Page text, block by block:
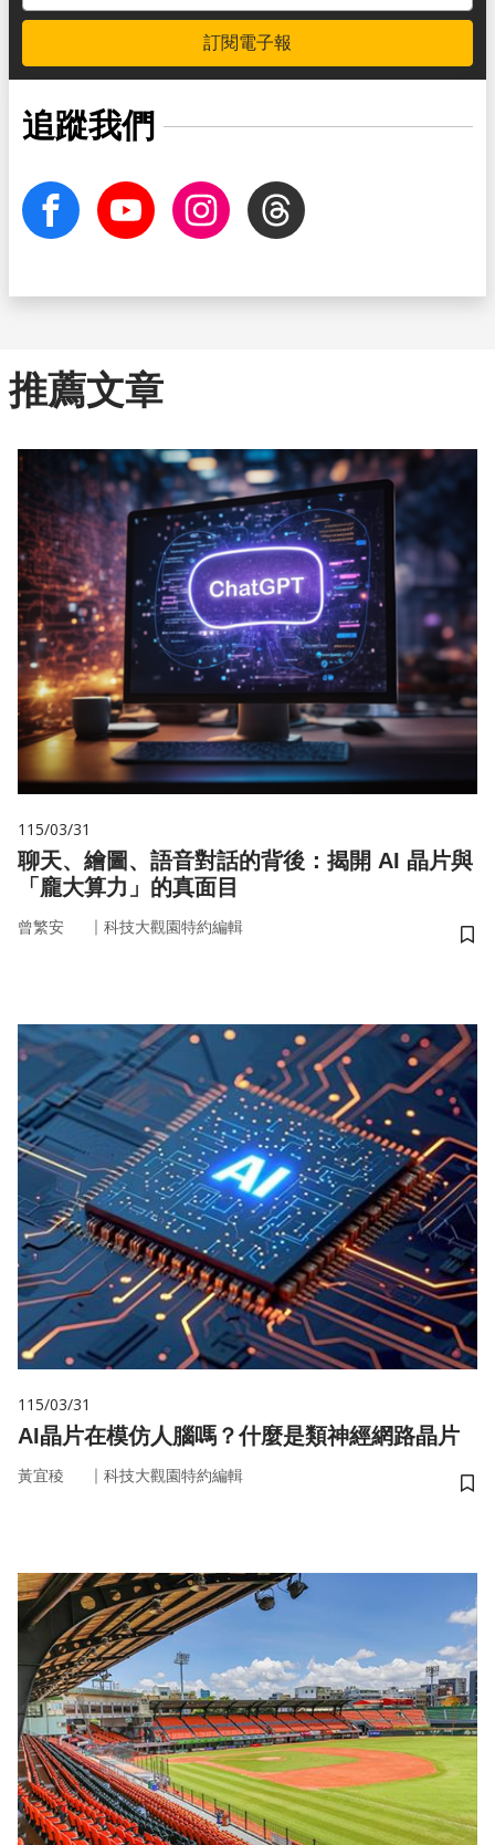
訂閱電子報
追蹤我們
facebook Youtube InstagramThreads
推薦文章
115/03/31
聊天、繪圖、語音對話的背後：揭開 AI 晶片與
「龐大算力」的真面目
曾繁安 ｜ 科技大觀園特約編輯
儲
115/03/31
AI晶片在模仿人腦嗎？什麼是類神經網路晶片
黃宜稜 ｜ 科技大觀園特約編輯
儲